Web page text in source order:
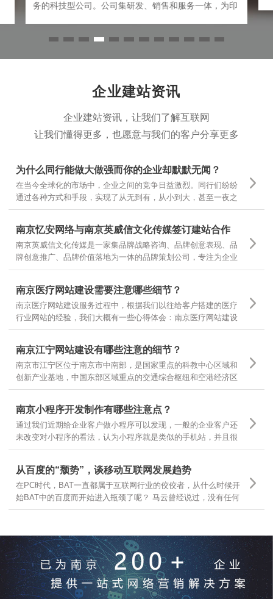
务的科技型公司。公司集研发、销售和服务一体，为印
企业建站资讯
企业建站资讯，让我们了解互联网
让我们懂得更多，也愿意与我们的客户分享更多
为什么同行能做大做强而你的企业却默默无闻？
在当今全球化的市场中，企业之间的竞争日益激烈。同行们纷纷
通过各种方式和手段，实现了从无到有，从小到大，甚至一夜之
间家喻户晓。然而，为什么有些企业却仍然在默默无闻中挣扎
南京忆安网络与南京英威信文化传媒签订建站合作
南京英威信文化传媒是一家集品牌战略咨询、品牌创意表现、品
牌创意推广、品牌价值落地为一体的品牌策划公司，专注为企业
提供品牌定位和品牌设计 坚持专项调研，精准诊断，团队策划，
一种认可
南京医疗网站建设需要注意哪些细节？
南京医疗网站建设服务过程中，根据我们以往给客户搭建的医疗
行业网站的经验，我们大概有一些心得体会：南京医疗网站建设
基本有以下几个领域，有的企业做医疗器械，有的做医疗咨询，
域，结合自身需求，定位不同的医疗网站建设
南京江宁网站建设有哪些注意的细节？
南京市江宁区位于南京市中南部，是国家重点的科教中心区域和
创新产业基地，中国东部区域重点的交通综合枢纽和空港经济区
枢纽。南京江宁从东西南三面环抱南京主城区，航空、港口、铁
站建设有哪些需要注意的细节？
南京小程序开发制作有哪些注意点？
通过我们近期给企业客户做小程序可以发现，一般的企业客户还
未改变对小程序的看法，认为小程序就是类似的手机站，并且很
多客户都让我们按照手机站的样式和功能去开发小程序，是因为
大家分享下，那么小程序制作有哪些要点呢？
从百度的“颓势”，谈移动互联网发展趋势
在PC时代，BAT一直都属于互联网行业的佼佼者，从什么时候开
始BAT中的百度而开始进入瓶颈了呢？ 马云曾经说过，没有任何
一个互联网企业可以保证10年之内还能存在，可见互联网行业的
析，互联网发展的趋势和前景